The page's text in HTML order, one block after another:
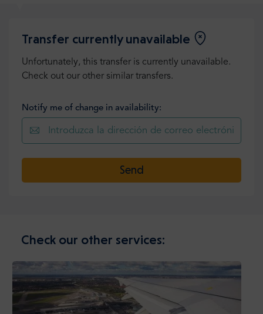
Transfer currently unavailable
Unfortunately, this transfer is currently unavailable.
Check out our other similar transfers.
Notify me of change in availability:
Send
Check our other services: